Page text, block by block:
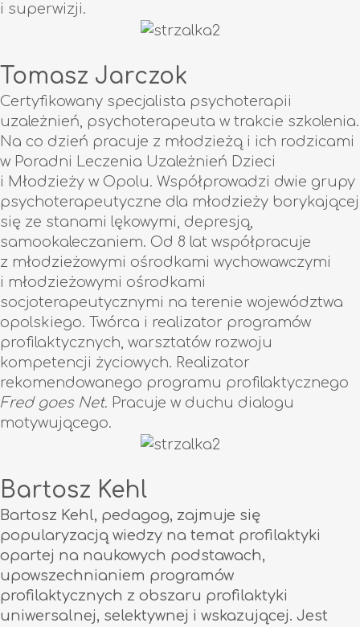
i superwizji.
Tomasz Jarczok
Certyfikowany specjalista psychoterapii
uzależnień, psychoterapeuta w trakcie szkolenia.
Na co dzień pracuje z młodzieżą i ich rodzicami
w Poradni Leczenia Uzależnień Dzieci
i Młodzieży w Opolu. Współprowadzi dwie grupy
psychoterapeutyczne dla młodzieży borykającej
się ze stanami lękowymi, depresją,
samookaleczaniem. Od 8 lat współpracuje
z młodzieżowymi ośrodkami wychowawczymi
i młodzieżowymi ośrodkami
socjoterapeutycznymi na terenie województwa
opolskiego. Twórca i realizator programów
profilaktycznych, warsztatów rozwoju
kompetencji życiowych. Realizator
rekomendowanego programu profilaktycznego
Fred goes Net. Pracuje w duchu dialogu
motywującego.
Bartosz Kehl
Bartosz Kehl, pedagog, zajmuje się
popularyzacją wiedzy na temat profilaktyki
opartej na naukowych podstawach,
upowszechnianiem programów
profilaktycznych z obszaru profilaktyki
uniwersalnej, selektywnej i wskazującej. Jest